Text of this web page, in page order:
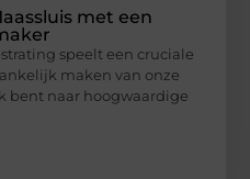
met een
speelt een cruciale
maken van onze
bent naar hoogwaardige